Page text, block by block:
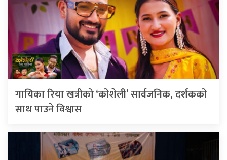
गायिका रिया खत्रीको ‘कोशेली’ सार्वजनिक, दर्शकको
साथ पाउने विश्वास